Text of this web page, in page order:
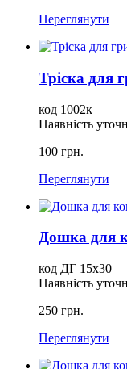
Переглянути
Тріска для
код 1002к
Наявність
100 грн.
Переглянути
Дошка для
код ДГ 15х30
Наявність
250 грн.
Переглянути